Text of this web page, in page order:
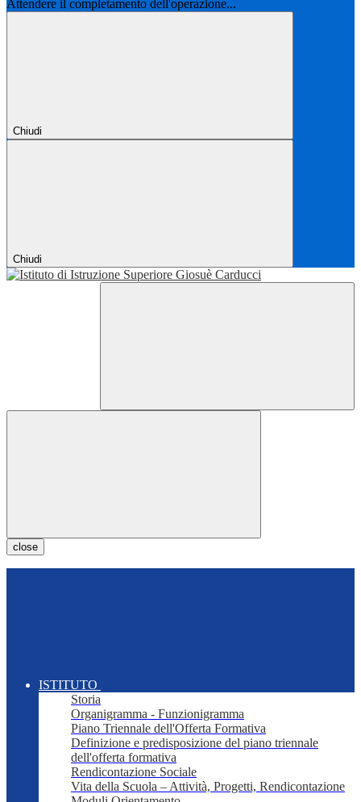
Attendere il completamento dell'operazione...
Chiudi
Chiudi
close
ISTITUTO
Storia
Organigramma - Funzionigramma
Piano Triennale dell'Offerta Formativa
Definizione e predisposizione del piano triennale
dell'offerta formativa
Rendicontazione Sociale
Vita della Scuola – Attività, Progetti, Rendicontazione